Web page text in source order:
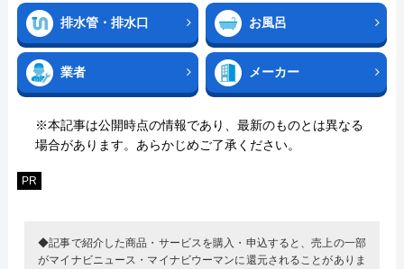
排水管・排水口 お風呂
業者 メーカー
※本記事は公開時点の情報であり、最新のものとは異なる
場合があります。あらかじめご了承ください。
PR
◆記事で紹介した商品・サービスを購入・申込すると、売上の一部
がマイナビニュース・マイナビウーマンに還元されることがありま